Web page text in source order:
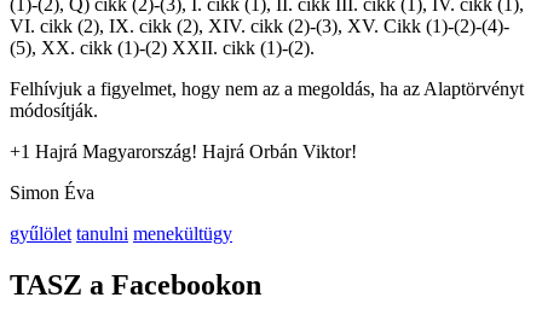
VI. cikk (2), IX. cikk (2), XIV. cikk (2)-(3), XV. Cikk (1)-(2)-(4)-
(5), XX. cikk (1)-(2) XXII. cikk (1)-(2).
Felhívjuk a figyelmet, hogy nem az a megoldás, ha az Alaptörvényt
módosítják.
+1 Hajrá Magyarország! Hajrá Orbán Viktor!
Simon Éva
gyűlölet tanulni menekültügy
TASZ a Facebookon